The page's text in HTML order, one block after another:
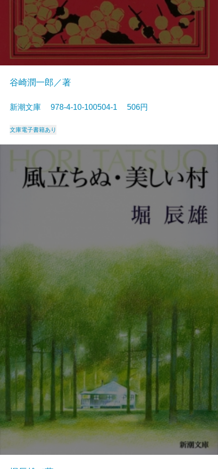
谷崎潤一郎／著
新潮文庫 978-4-10-100504-1 506円
文庫電子書籍あり